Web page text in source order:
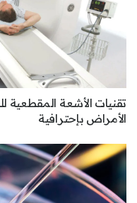
تقنيات الأشعة
الأمراض بإحترافية